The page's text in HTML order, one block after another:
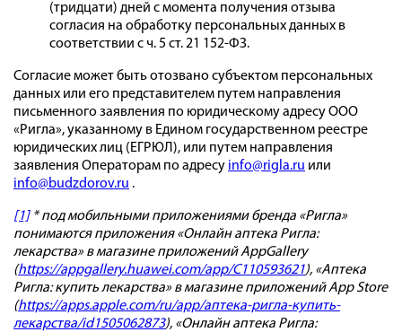
(тридцати) дней с момента получения отзыва
согласия на обработку персональных данных в
соответствии с ч. 5 ст. 21 152-ФЗ.
Согласие может быть отозвано субъектом персональных
данных или его представителем путем направления
письменного заявления по юридическому адресу ООО
«Ригла», указанному в Едином государственном реестре
юридических лиц (ЕГРЮЛ), или путем направления
заявления Операторам по адресу info@rigla.ru или
info@budzdorov.ru .
[1]* под мобильными приложениями бренда «Ригла»
понимаются приложения «Онлайн аптека Ригла:
лекарства» в магазине приложений AppGallery
(https://appgallery.huawei.com/app/C110593621), «Аптека
Ригла: купить лекарства» в магазине приложений App Store
(https://apps.apple.com/ru/app/аптека-ригла-купить-
лекарства/id1505062873), «Онлайн аптека Ригла: